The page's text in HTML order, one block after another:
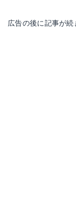
広告の後に記事が続